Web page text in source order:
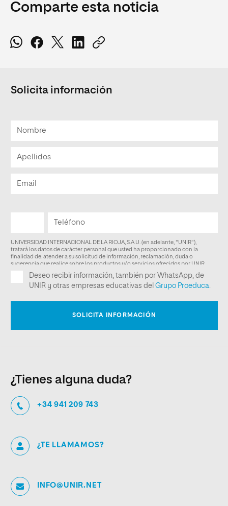
Comparte esta noticia
Solicita información
¿Tienes alguna duda?
+34 941 209 743
¿TE LLAMAMOS?
INFO@UNIR.NET